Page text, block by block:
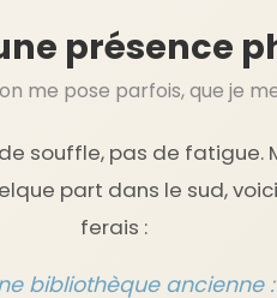
présence
me pose parfois, que je
souffle, pas de fatigue.
part dans le sud,
ferais :
bibliothèque ancienne